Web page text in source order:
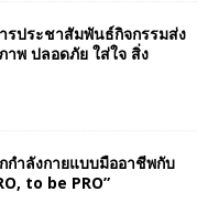
รประชาสัมพันธ์กิจกรรมส่ง
พ ปลอดภัย ใส่ใจ สิ่ง
กำลังกายแบบมืออาชีพกับ
to be PRO”